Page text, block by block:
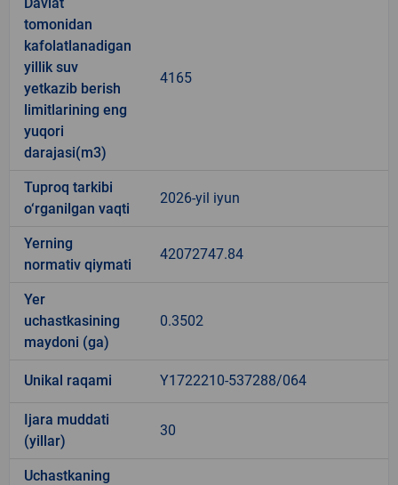
tomonidan
kafolatlanadigan
yillik suv
yetkazib berish
limitlarining eng
yuqori
darajasi(m3)
4165
Tuproq tarkibi
o‘rganilgan vaqti
2026-yil iyun
Yerning
normativ qiymati
42072747.84
Yer
uchastkasining
maydoni (ga)
0.3502
Unikal raqami Y1722210-537288/064
Ijara muddati
(yillar)
30
Uchastkaning